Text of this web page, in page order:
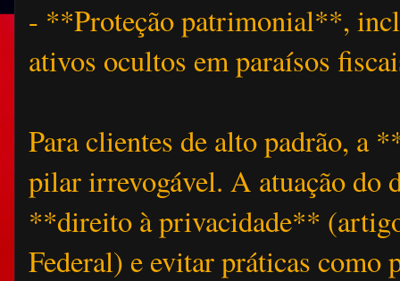
- **Proteção patrimonial**,
ativos ocultos em paraísos
Para clientes de alto padrão, a
pilar irrevogável. A atuação do
**direito à privacidade**
Federal) e evitar práticas como